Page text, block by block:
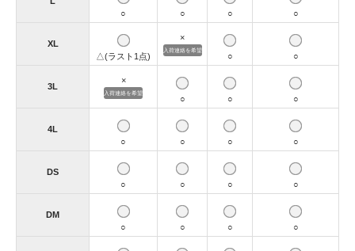
○
○ ○ ○
XL
△(ラスト1点)
×
入荷連絡を希望
○ ○
3L
×
入荷連絡を希望
○ ○ ○
4L
○
○ ○ ○
DS
○
○ ○ ○
DM
○
○ ○ ○